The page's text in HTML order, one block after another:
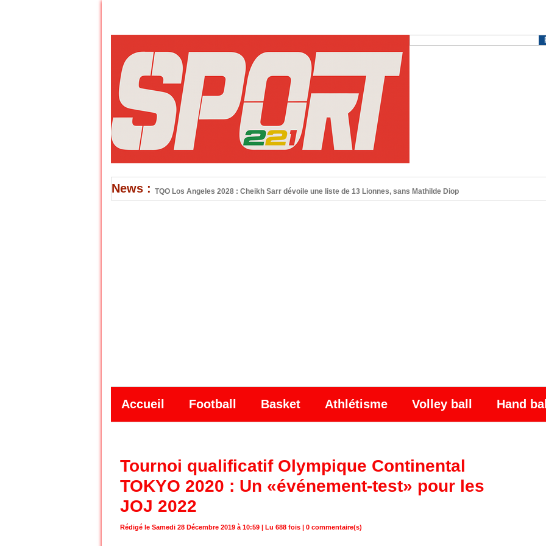
News : TQO Los Angeles 2028 : Cheikh Sarr dévoile une liste de 13 Lionnes, sans Mathilde Diop
Accueil Football Basket Athlétisme Volley ball Hand
Tournoi qualificatif Olympique Continental
TOKYO 2020 : Un «événement-test» pour les
JOJ 2022
Rédigé le Samedi 28 Décembre 2019 à 10:59 | Lu 688 fois | 0 commentaire(s)